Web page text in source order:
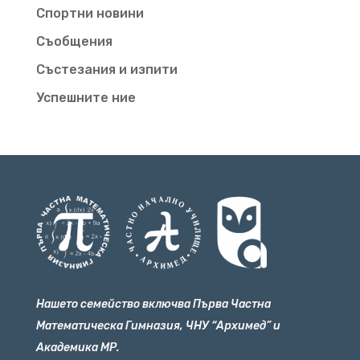
Спортни новини
Съобщения
Състезания и изпити
Успешните ние
Нашето семейство включва Първа Частна
Математическа Гимназия, ЧНУ “Архимед” и
Академика МР.